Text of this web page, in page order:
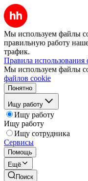
Мы используем файлы
правильную работу
трафик.
Правила использования
Мы используем файлы
файлов cookie
Понятно
Ищу работу
Ищу работу
Ищу работу
Ищу сотрудника
Сервисы
Помощь
Ещё
Поиск